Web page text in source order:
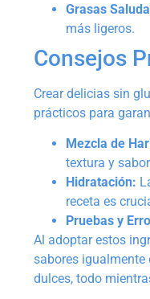
Grasas
más ligeros.
Consejos
Crear delicias sin
prácticos para
Mezcla de
textura y
Hidratación:
receta es
Pruebas y
Al adoptar estos
sabores
dulces, todo